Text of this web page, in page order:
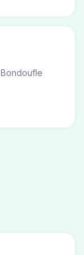
Bondoufle